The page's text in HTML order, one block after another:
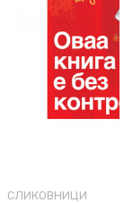
СЛИКОВНИЦИ